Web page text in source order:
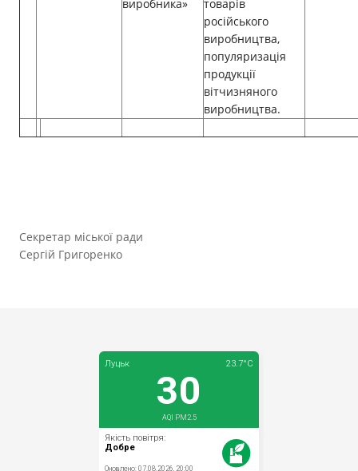
виробника»
товарів
російського
виробництва,
популяризація
продукції
вітчизняного
виробництва.
Секретар міської ради
Сергій Григоренко